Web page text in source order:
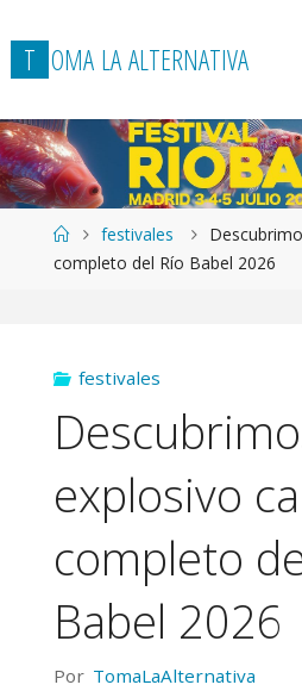
T OMA LAALTERNATIVA
Página
de
festivales
completo del Río Babel 2026
festivales
explosivo
completo
Babel 2026
Por TomaLaAlternativa